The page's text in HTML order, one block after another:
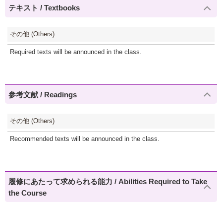
テキスト / Textbooks
その他 (Others)
Required texts will be announced in the class.
参考文献 / Readings
その他 (Others)
Recommended texts will be announced in the class.
履修にあたって求められる能力 / Abilities Required to Take
the Course